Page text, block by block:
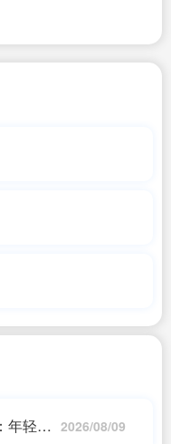
年轻人
2026/08/09